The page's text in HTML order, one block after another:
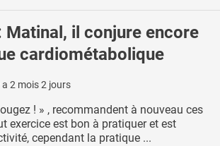
Matinal, il conjure encore
cardiométabolique
a 2 mois 2 jours
! » , recommandent à nouveau ces
exercice est bon à pratiquer et est
cependant la pratique ...